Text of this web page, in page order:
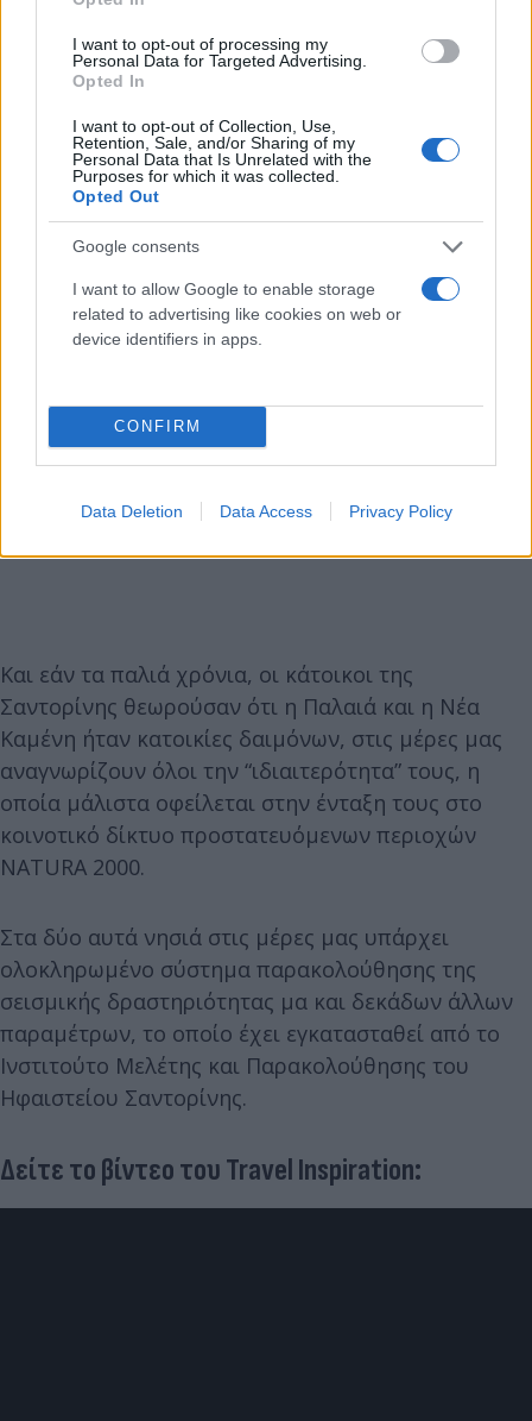
I want to opt-out of processing my
Personal Data for Targeted Advertising.
Opted In
I want to opt-out of Collection, Use,
Retention, Sale, and/or Sharing of my
Personal Data that Is Unrelated with the
Purposes for which it was collected.
Opted Out
Google consents
I want to allow Google to enable storage
related to advertising like cookies on web or
device identifiers in apps.
CONFIRM
Data Deletion Data Access Privacy Policy
Και εάν τα παλιά χρόνια, οι κάτοικοι της
Σαντορίνης θεωρούσαν ότι η Παλαιά και η Νέα
Καμένη ήταν κατοικίες δαιμόνων, στις μέρες μας
αναγνωρίζουν όλοι την “ιδιαιτερότητα” τους, η
οποία μάλιστα οφείλεται στην ένταξη τους στο
κοινοτικό δίκτυο προστατευόμενων περιοχών
NATURA 2000.
Στα δύο αυτά νησιά στις μέρες μας υπάρχει
ολοκληρωμένο σύστημα παρακολούθησης της
σεισμικής δραστηριότητας μα και δεκάδων άλλων
παραμέτρων, το οποίο έχει εγκατασταθεί από το
Ινστιτούτο Μελέτης και Παρακολούθησης του
Ηφαιστείου Σαντορίνης.
Δείτε το βίντεο του Travel Inspiration: